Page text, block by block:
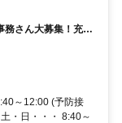
さん大募集！充実
～12:00 (予防接
・日・・・ 8:40～